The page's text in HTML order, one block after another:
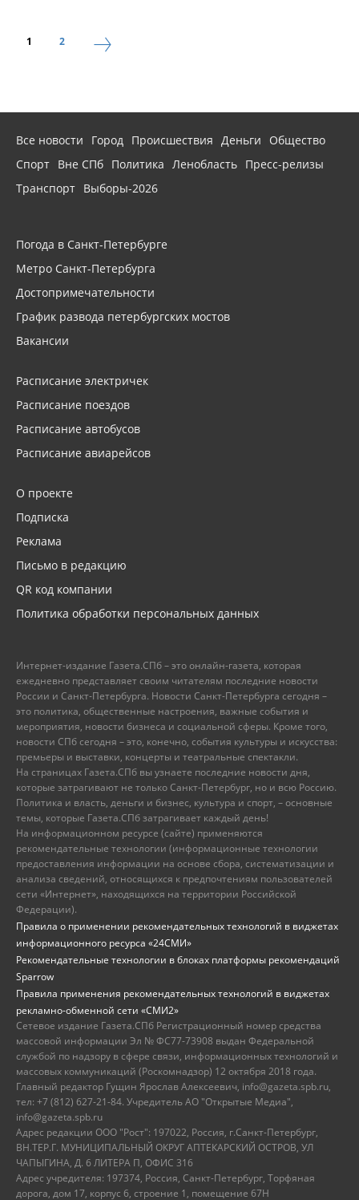
1 2
Все новости Город Происшествия Деньги
Общество
Спорт Вне СПб Политика Ленобласть Пресс-релизы
Транспорт Выборы-2026
Погода в Санкт-Петербурге
Метро Санкт-Петербурга
Достопримечательности
График развода петербургских мостов
Вакансии
Расписание электричек
Расписание поездов
Расписание автобусов
Расписание авиарейсов
О проекте
Подписка
Реклама
Письмо в редакцию
QR код компании
Политика обработки персональных данных
Интернет-издание Газета.СПб – это онлайн-газета, которая
ежедневно представляет своим читателям последние новости
России и Санкт-Петербурга. Новости Санкт-Петербурга сегодня –
это политика, общественные настроения, важные события и
мероприятия, новости бизнеса и социальной сферы. Кроме того,
новости СПб сегодня – это, конечно, события культуры и искусства:
премьеры и выставки, концерты и театральные спектакли.
На страницах Газета.СПб вы узнаете последние новости дня,
которые затрагивают не только Санкт-Петербург, но и всю Россию.
Политика и власть, деньги и бизнес, культура и спорт, – основные
темы, которые Газета.СПб затрагивает каждый день!
На информационном ресурсе (сайте) применяются
рекомендательные технологии (информационные технологии
предоставления информации на основе сбора, систематизации и
анализа сведений, относящихся к предпочтениям пользователей
сети «Интернет», находящихся на территории Российской
Федерации).
Правила о применении рекомендательных технологий в виджетах
информационного ресурса «24СМИ»
Рекомендательные технологии в блоках платформы рекомендаций
Sparrow
Правила применения рекомендательных технологий в виджетах
рекламно-обменной сети «СМИ2»
Сетевое издание Газета.СПб Регистрационный номер средства
массовой информации Эл № ФС77-73908 выдан Федеральной
службой по надзору в сфере связи, информационных технологий и
массовых коммуникаций (Роскомнадзор) 12 октября 2018 года.
Главный редактор Гущин Ярослав Алексеевич, info@gazeta.spb.ru,
тел: +7 (812) 627-21-84. Учредитель АО "Открытые Медиа",
info@gazeta.spb.ru
Адрес редакции ООО "Рост": 197022, Россия, г.Санкт-Петербург,
ВН.ТЕР.Г. МУНИЦИПАЛЬНЫЙ ОКРУГ АПТЕКАРСКИЙ ОСТРОВ, УЛ
ЧАПЫГИНА, Д. 6 ЛИТЕРА П, ОФИС 316
Адрес учредителя: 197374, Россия, Санкт-Петербург, Торфяная
дорога, дом 17, корпус 6, строение 1, помещение 67Н